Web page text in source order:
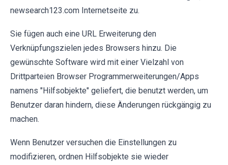
newsearch123.com Internetseite zu.
Sie fügen auch eine URL Erweiterung den
Verknüpfungszielen jedes Browsers hinzu. Die
gewünschte Software wird mit einer Vielzahl von
Drittparteien Browser Programmerweiterungen/Apps
namens "Hilfsobjekte" geliefert, die benutzt werden, um
Benutzer daran hindern, diese Änderungen rückgängig zu
machen.
Wenn Benutzer versuchen die Einstellungen zu
modifizieren, ordnen Hilfsobjekte sie wieder